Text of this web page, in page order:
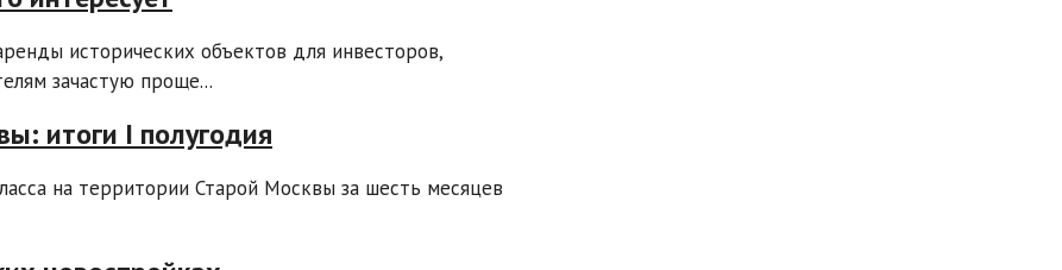
исторических объектов для инвесторов,
зачастую проще...
итоги I полугодия
на территории Старой Москвы за шесть месяцев